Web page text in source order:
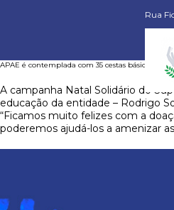
Rua
APAE é contemplada com 35 cestas básicas do
A campanha Natal Solidário do
educação da entidade – Rodrigo
“Ficamos muito felizes com a
poderemos ajudá-los a amenizar